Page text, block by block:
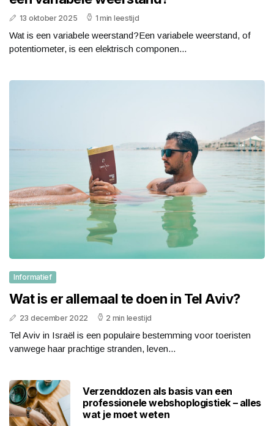
13 oktober 2025 1 min leestijd
Wat is een variabele weerstand?Een variabele weerstand, of
potentiometer, is een elektrisch componen...
Informatief
Wat is er allemaal te doen in Tel Aviv?
23 december 2022 2 min leestijd
Tel Aviv in Israël is een populaire bestemming voor toeristen
vanwege haar prachtige stranden, leven...
Verzenddozen als basis van een
professionele webshoplogistiek – alles
wat je moet weten